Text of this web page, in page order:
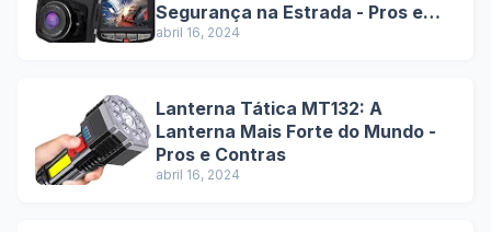
Segurança na Estrada - Pros e
Contras
abril 16, 2024
Lanterna Tática MT132: A
Lanterna Mais Forte do Mundo -
Pros e Contras
abril 16, 2024